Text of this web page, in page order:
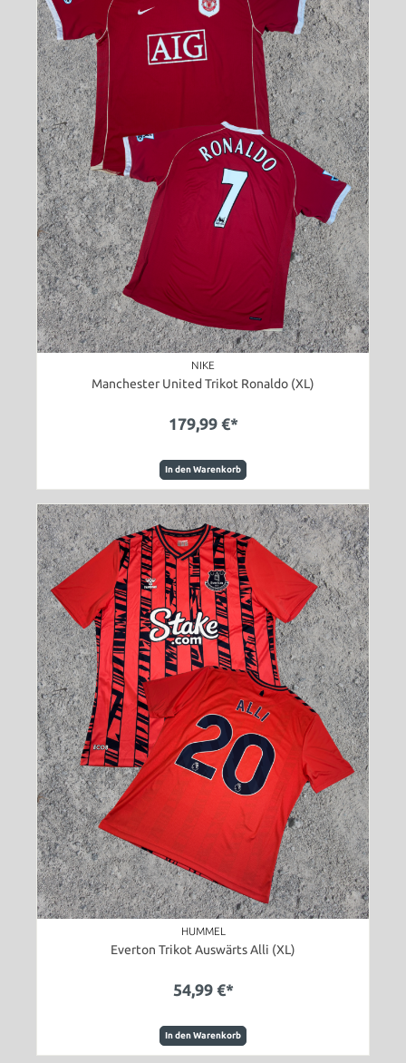
NIKE
Manchester United Trikot Ronaldo (XL)
179,99 €*
In den Warenkorb
HUMMEL
Everton Trikot Auswärts Alli (XL)
54,99 €*
In den Warenkorb